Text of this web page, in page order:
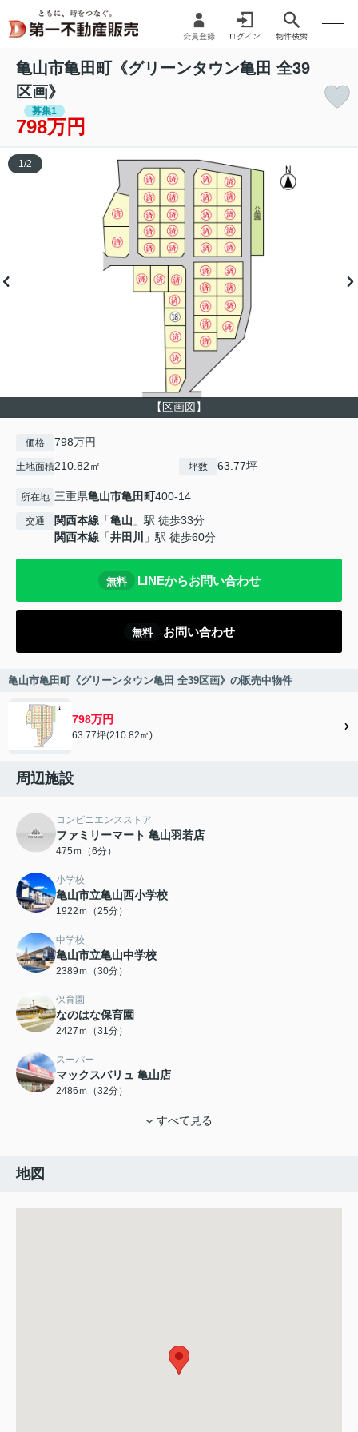
亀山市亀田町《グリーンタウン亀田 全39
区画》
募集1
798万円
【区画図】
1 /2
価格 798万円
土地面積210.82㎡ 坪数 63.77坪
所在地 三重県亀山市亀田町400-14
交通 関西本線 「亀山 」駅 徒歩33分
関西本線 「井田川 」駅 徒歩60分
無料 LINEからお問い合わせ
無料 お問い合わせ
亀山市亀田町《グリーンタウン亀田 全39区画》の販売中物件
798万円
63.77坪(210.82㎡)
周辺施設
コンビニエンスストア
ファミリーマート 亀山羽若店
475ｍ（6分）
小学校
亀山市立亀山西小学校
1922ｍ（25分）
中学校
亀山市立亀山中学校
2389ｍ（30分）
保育園
なのはな保育園
2427ｍ（31分）
スーパー
マックスバリュ 亀山店
2486ｍ（32分）
すべて見る
地図